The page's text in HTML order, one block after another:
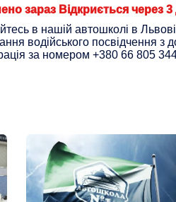
зараз Відкриється через 3
в нашій автошколі в
водійського посвідчення з
за номером +380 66 805